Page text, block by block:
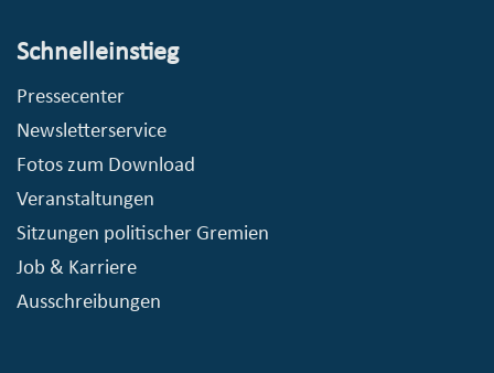
Schnelleinstieg
Pressecenter
Newsletterservice
Fotos zum Download
Veranstaltungen
Sitzungen politischer Gremien
Job & Karriere
Ausschreibungen